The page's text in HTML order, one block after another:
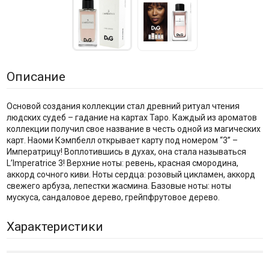
Описание
Основой создания коллекции стал древний ритуал чтения
людских судеб – гадание на картах Таро. Каждый из ароматов
коллекции получил свое название в честь одной из магических
карт. Наоми Кэмпбелл открывает карту под номером “3” –
Императрицу! Воплотившись в духах, она стала называться
L’Imperatrice 3! Верхние ноты: ревень, красная смородина,
аккорд сочного киви. Ноты сердца: розовый цикламен, аккорд
свежего арбуза, лепестки жасмина. Базовые ноты: ноты
мускуса, сандаловое дерево, грейпфрутовое дерево.
Характеристики